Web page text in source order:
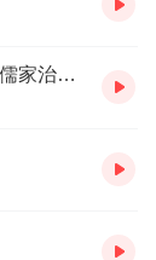
第67回_从鄙视到采纳,刘邦如何接受陆贾的儒家治国理念